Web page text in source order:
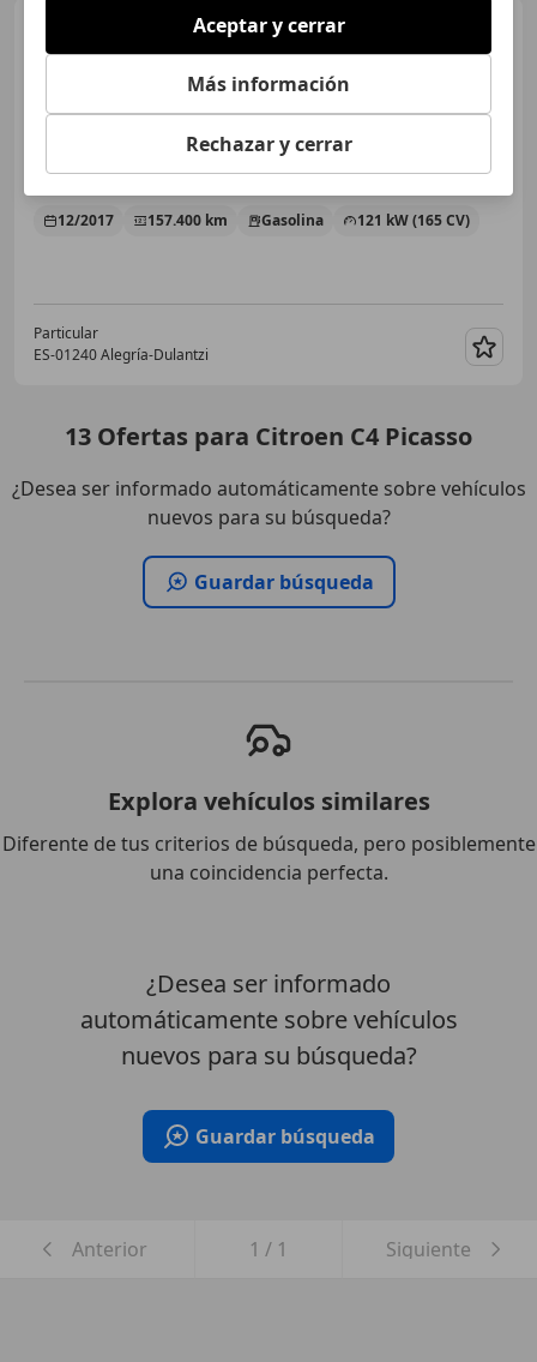
Citroen C4 Picasso
€ 12.500
Sincomparación
12/2017 157.400 km Gasolina 121 kW (165 CV)
Particular
ES-01240 Alegría-Dulantzi
13 Ofertas para Citroen C4 Picasso
¿Desea ser informado automáticamente sobre vehículos
nuevos para su búsqueda?
Guardar búsqueda
Explora vehículos similares
Diferente de tus criterios de búsqueda, pero posiblemente
una coincidencia perfecta.
¿Desea ser informado
automáticamente sobre vehículos
nuevos para su búsqueda?
Guardar búsqueda
Anterior 1 / 1 Siguiente
Aceptar y cerrar
Más información
Rechazar y cerrar